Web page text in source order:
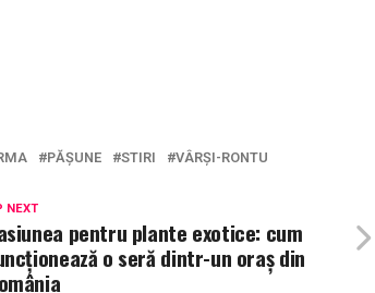
PĂȘUNE STIRI VÂRȘI-RONTU
NEXT
pentru plante exotice: cum
o seră dintr-un oraș din